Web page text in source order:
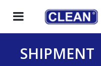
SHIPMENT